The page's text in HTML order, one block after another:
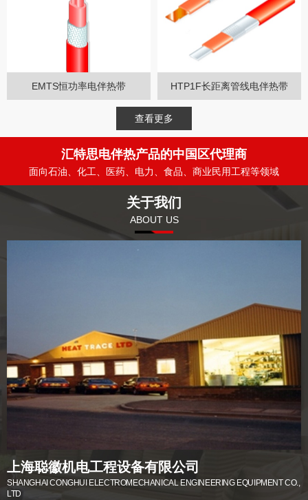
EMTS恒功率电伴热带 HTP1F长距离管线电伴热带
查看更多
汇特思电伴热产品的中国区代理商
面向石油、化工、医药、电力、食品、商业民用工程等领域
关于我们
ABOUT US
上海聪徽机电工程设备有限公司
SHANGHAI CONGHUI ELECTROMECHANICAL ENGINEERING EQUIPMENT CO.,
LTD